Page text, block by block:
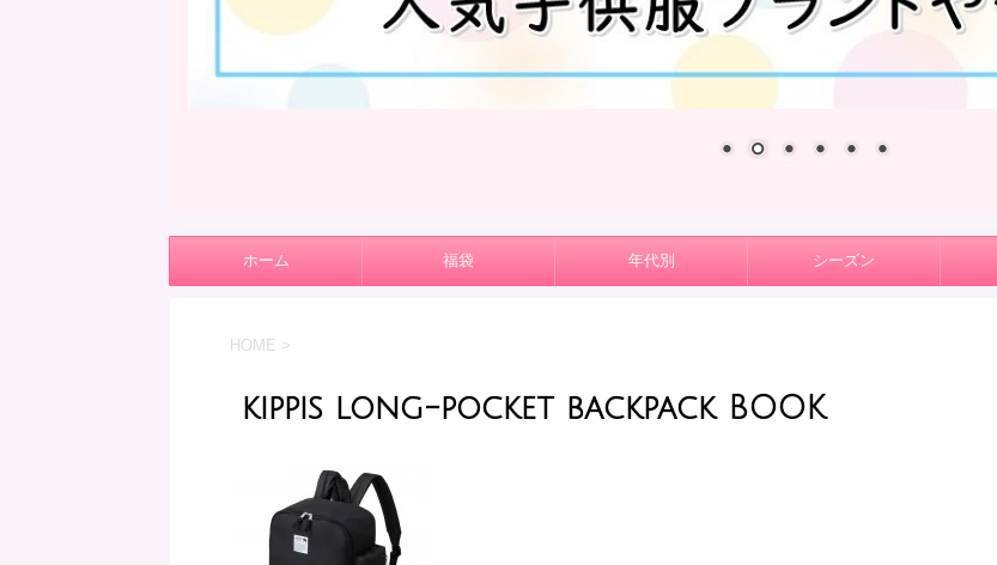
ホーム 福袋 年代別 シーズン
HOME >
kippis long-pocket backpack BOOK